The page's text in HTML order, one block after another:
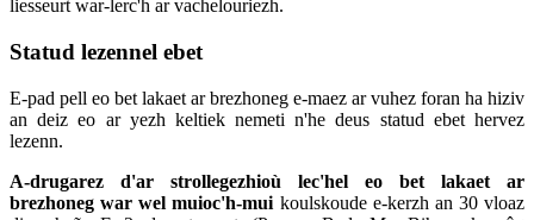
liesseurt war-lerc'h ar vachelouriezh.
Statud lezennel ebet
E-pad pell eo bet lakaet ar brezhoneg e-maez ar vuhez foran ha hiziv
an deiz eo ar yezh keltiek nemeti n'he deus statud ebet hervez
lezenn.
A-drugarez d'ar strollegezhioù lec'hel eo bet lakaet ar
brezhoneg war wel muioc'h-mui koulskoude e-kerzh an 30 vloaz